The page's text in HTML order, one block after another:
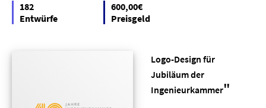
182
Entwürfe
600,00€
Preisgeld
Logo-Design für
Jubiläum der
Ingenieurkammer"